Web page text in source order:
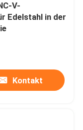
V-
Edelstahl in der
Kontakt